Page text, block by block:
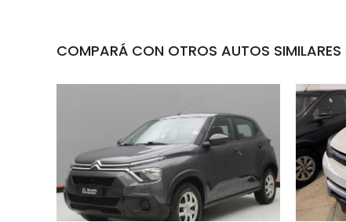
COMPARÁ CON OTROS AUTOS SIMILARES